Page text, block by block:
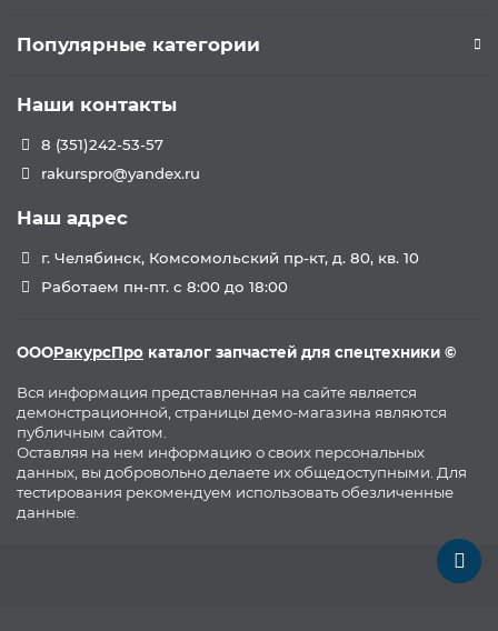
Популярные категории
Наши контакты
8 (351)242-53-57
rakurspro@yandex.ru
Наш адрес
г. Челябинск, Комсомольский пр-кт, д. 80, кв. 10
Работаем пн-пт. с 8:00 до 18:00
ОООРакурсПро каталог запчастей для спецтехники ©
Вся информация представленная на сайте является
демонстрационной, страницы демо-магазина являются
публичным сайтом.
Оставляя на нем информацию о своих персональных
данных, вы добровольно делаете их общедоступными. Для
тестирования рекомендуем использовать обезличенные
данные.